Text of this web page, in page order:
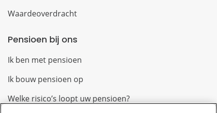
Waardeoverdracht
Pensioen bij ons
Ik ben met pensioen
Ik bouw pensioen op
Welke risico’s loopt uw pensioen?